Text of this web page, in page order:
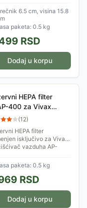
ga na USB port
računara ili auto
i ubrzo...
6.5 cm, visina 15.8
paketa: 0.5 kg
RSD
Dodaj u korpu
HEPA filter
400 za Vivax
vazduha AP-
(12)
HEPA filter
isključivo za Vivax
vazduha AP-
do 99,97% čestica
grinja i...
paketa: 0.5 kg
RSD
Dodaj u korpu